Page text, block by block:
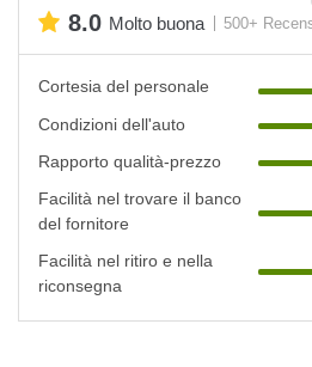
8.0 Molto buona 500+
Cortesia del personale
Condizioni dell'auto
Rapporto qualità-prezzo
Facilità nel trovare il banco
del fornitore
Facilità nel ritiro e nella
riconsegna